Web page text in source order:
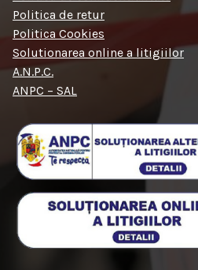
Politica de retur
Politica Cookies
Solutionarea online a litigiilor
A.N.P.C.
ANPC – SAL